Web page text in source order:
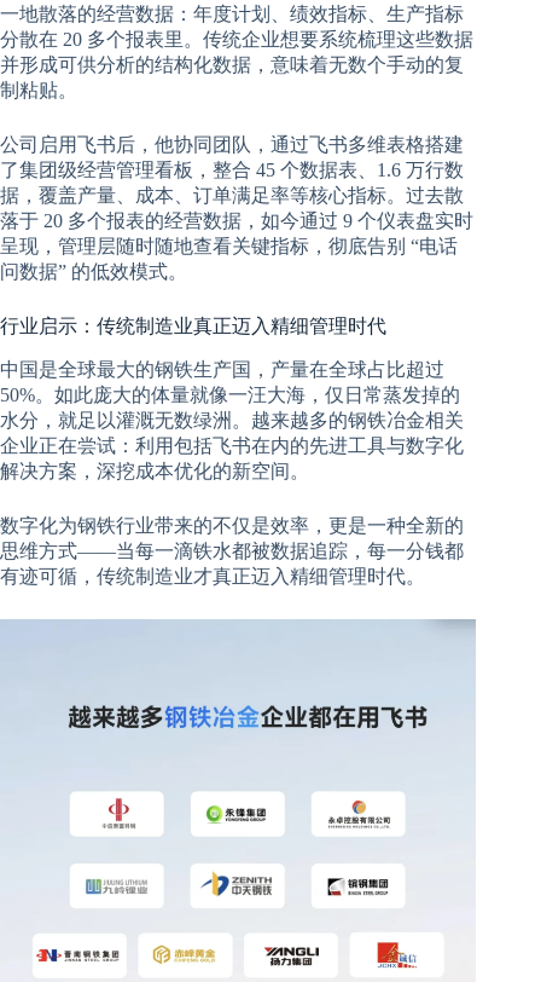
一地散落的经营数据：年度计划、绩效指标、生产指标
分散在 20 多个报表里。传统企业想要系统梳理这些数据
并形成可供分析的结构化数据，意味着无数个手动的复
制粘贴。
公司启用飞书后，他协同团队，通过飞书多维表格搭建
了集团级经营管理看板，整合 45 个数据表、1.6 万行数
据，覆盖产量、成本、订单满足率等核心指标。过去散
落于 20 多个报表的经营数据，如今通过 9 个仪表盘实时
呈现，管理层随时随地查看关键指标，彻底告别 “电话
问数据” 的低效模式。
行业启示：传统制造业真正迈入精细管理时代
中国是全球最大的钢铁生产国，产量在全球占比超过
50%。如此庞大的体量就像一汪大海，仅日常蒸发掉的
水分，就足以灌溉无数绿洲。越来越多的钢铁冶金相关
企业正在尝试：利用包括飞书在内的先进工具与数字化
解决方案，深挖成本优化的新空间。
数字化为钢铁行业带来的不仅是效率，更是一种全新的
思维方式——当每一滴铁水都被数据追踪，每一分钱都
有迹可循，传统制造业才真正迈入精细管理时代。